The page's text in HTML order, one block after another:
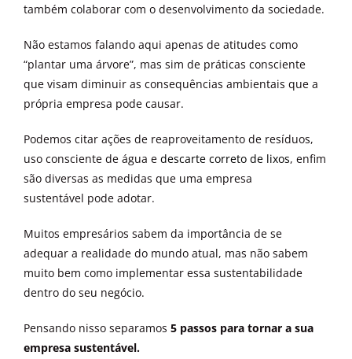
também colaborar com o desenvolvimento da sociedade.
Não estamos falando aqui apenas de atitudes como
“plantar uma árvore”, mas sim de práticas consciente
que visam diminuir as consequências ambientais que a
própria empresa pode causar.
Podemos citar ações de reaproveitamento de resíduos,
uso consciente de água e descarte correto de lixos, enfim
são diversas as medidas que uma empresa
sustentável pode adotar.
Muitos empresários sabem da importância de se
adequar a realidade do mundo atual, mas não sabem
muito bem como implementar essa sustentabilidade
dentro do seu negócio.
Pensando nisso separamos 5 passos para tornar a sua
empresa sustentável.